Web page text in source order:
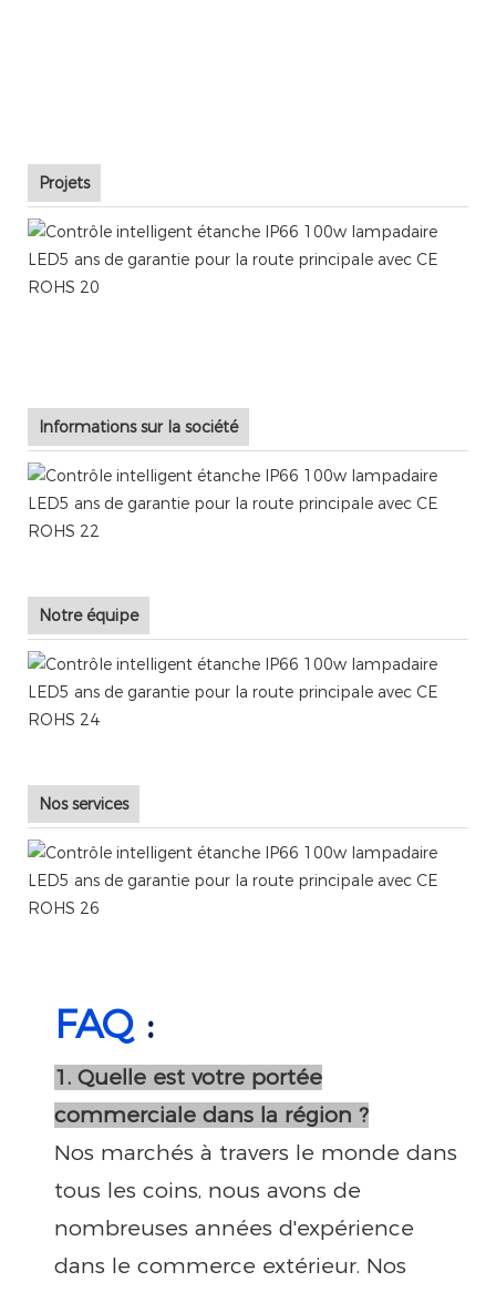
Projets
Informations sur la société
Notre équipe
Nos services
FAQ :
1. Quelle est votre portée
commerciale dans la région ?
Nos marchés à travers le monde dans
tous les coins, nous avons de
nombreuses années d'expérience
dans le commerce extérieur. Nos